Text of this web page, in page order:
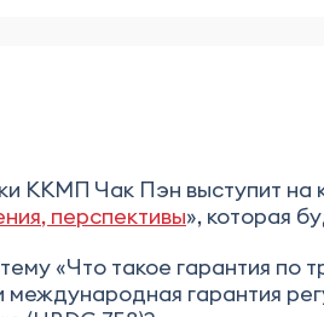
ККМП Чак Пэн выступит на
перспективы», которая
«Что такое гарантия по
гарантия